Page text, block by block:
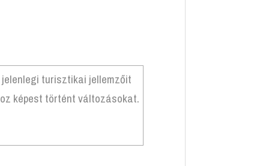
turisztikai jellemzőit
képest történt változásokat.